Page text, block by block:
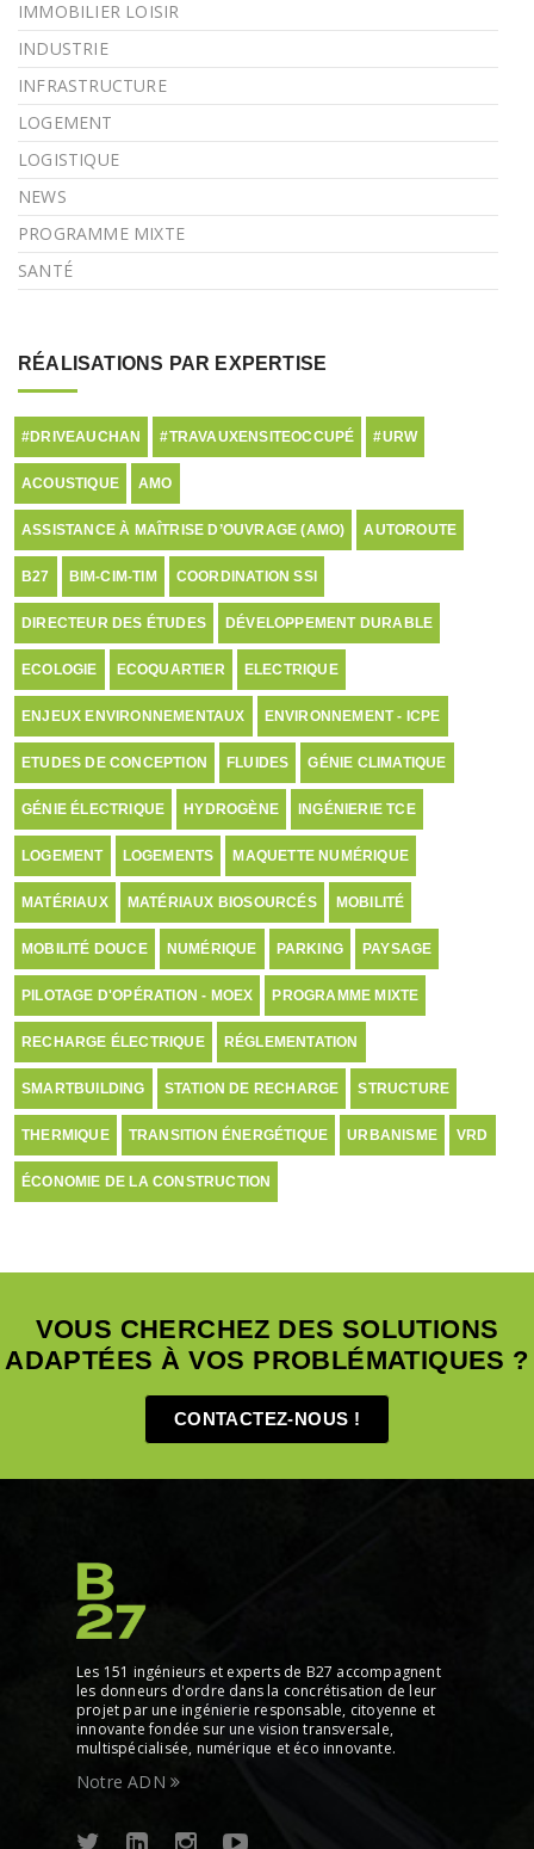
IMMOBILIER LOISIR
INDUSTRIE
INFRASTRUCTURE
LOGEMENT
LOGISTIQUE
NEWS
PROGRAMME MIXTE
SANTÉ
RÉALISATIONS PAR EXPERTISE
#DRIVEAUCHAN #TRAVAUXENSITEOCCUPÉ #URW
ACOUSTIQUE AMO
ASSISTANCE À MAÎTRISE D’OUVRAGE (AMO) AUTOROUTE
B27 BIM-CIM-TIM COORDINATION SSI
DIRECTEUR DES ÉTUDES DÉVELOPPEMENT DURABLE
ECOLOGIE ECOQUARTIER ELECTRIQUE
ENJEUX ENVIRONNEMENTAUX ENVIRONNEMENT - ICPE
ETUDES DE CONCEPTION FLUIDES GÉNIE CLIMATIQUE
GÉNIE ÉLECTRIQUE HYDROGÈNE INGÉNIERIE TCE
LOGEMENT LOGEMENTS MAQUETTE NUMÉRIQUE
MATÉRIAUX MATÉRIAUX BIOSOURCÉS MOBILITÉ
MOBILITÉ DOUCE NUMÉRIQUE PARKING PAYSAGE
PILOTAGE D'OPÉRATION - MOEX PROGRAMME MIXTE
RECHARGE ÉLECTRIQUE RÉGLEMENTATION
SMARTBUILDING STATION DE RECHARGE STRUCTURE
THERMIQUE TRANSITION ÉNERGÉTIQUE URBANISME VRD
ÉCONOMIE DE LA CONSTRUCTION
VOUS CHERCHEZ DES SOLUTIONS
ADAPTÉES À VOS PROBLÉMATIQUES ?
CONTACTEZ-NOUS !
Les 151 ingénieurs et experts de B27 accompagnent
les donneurs d'ordre dans la concrétisation de leur
projet par une ingénierie responsable, citoyenne et
innovante fondée sur une vision transversale,
multispécialisée, numérique et éco innovante.
Notre ADN